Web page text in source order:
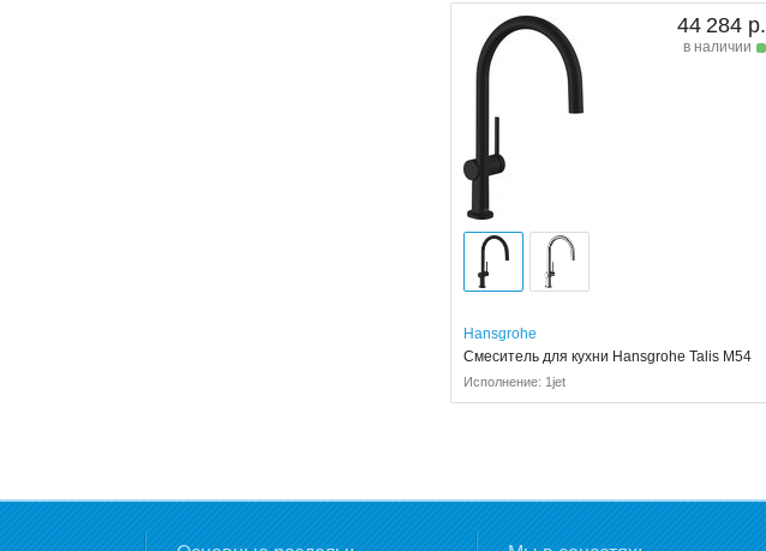
44 284 р.
в наличии
Hansgrohe
Смеситель для кухни Hansgrohe Talis M54
Исполнение: 1jet